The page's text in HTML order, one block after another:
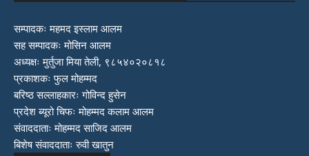
सम्पादकः महमद इस्लाम आलम
सह सम्पादकः मोसिन आलम
अध्यक्षः मुर्तुजा मिया तेली, ९८५४०२०८१८
प्रकाशकः फुल मोहम्मद
बरिष्ठ सल्लाहकारः गोविन्द हुसेन
प्रदेश ब्यूरो चिफः मोहम्मद कलाम आलम
संवाददाताः मोहम्मद साजिद आलम
बिशेष संवाददाताः रुवी खातुन